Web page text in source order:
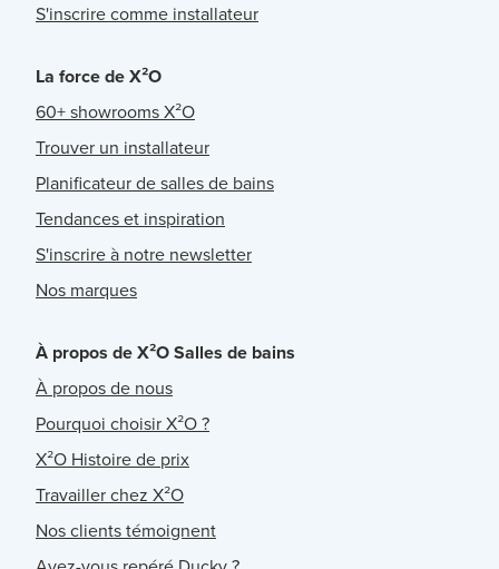
S'inscrire comme installateur
La force de X²O
60+ showrooms X²O
Trouver un installateur
Planificateur de salles de bains
Tendances et inspiration
S'inscrire à notre newsletter
Nos marques
À propos de X²O Salles de bains
À propos de nous
Pourquoi choisir X²O ?
X²O Histoire de prix
Travailler chez X²O
Nos clients témoignent